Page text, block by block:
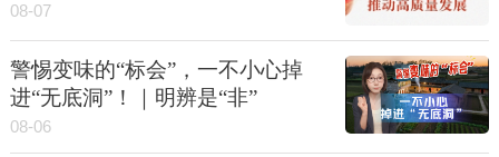
08-07
警惕变味的“标会”，一不小心掉
进“无底洞”！｜明辨是“非”
08-06